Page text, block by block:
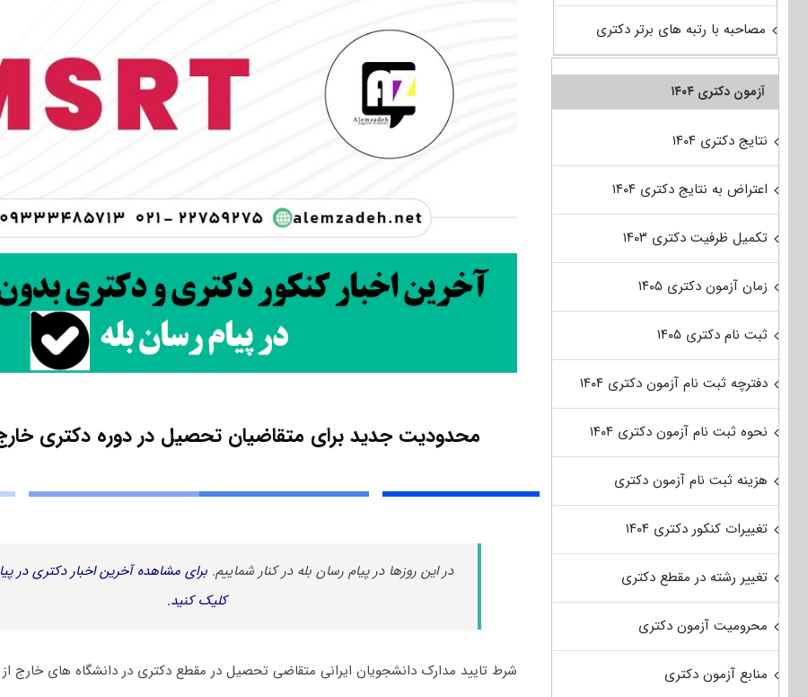
محدودیت جدید برای متقاضیان تحصیل در دوره دکتری
در این روزها در پیام رسان بله در کنار شماییم. برای مشاهده آخرین اخبار دکتری در
کلیک کنید.
شرط تایید مدارک دانشجویان ایرانی متقاضی تحصیل در مقطع دکتری در دانشگاه های خارج
مصاحبه با رتبه های برتر دکتری
آزمون دکتری ۱۴۰۴
نتایج دکتری ۱۴۰۴
اعتراض به نتایج دکتری ۱۴۰۴
تکمیل ظرفیت دکتری ۱۴۰۳
زمان آزمون دکتری ۱۴۰۵
ثبت نام دکتری ۱۴۰۵
دفترچه ثبت نام آزمون دکتری ۱۴۰۴
نحوه ثبت نام آزمون دکتری ۱۴۰۴
هزینه ثبت نام آزمون دکتری
تغییرات کنکور دکتری ۱۴۰۴
تغییر رشته در مقطع دکتری
محرومیت آزمون دکتری
منابع آزمون دکتری